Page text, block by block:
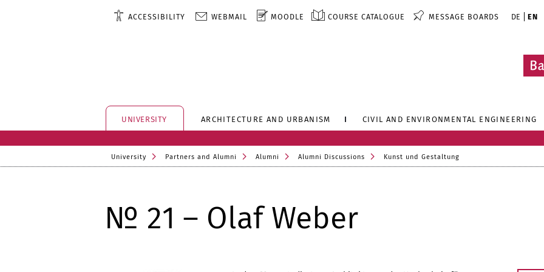
ACCESSIBILITY WEBMAIL MOODLE COURSE CATALOGUE MESSAGE BOARDS DE EN
UNIVERSITY ARCHITECTURE AND URBANISM CIVIL AND ENVIRONMENTAL ENGINEERING
University Partners and Alumni Alumni Alumni Discussions Kunst und Gestaltung
№ 21 – Olaf Weber